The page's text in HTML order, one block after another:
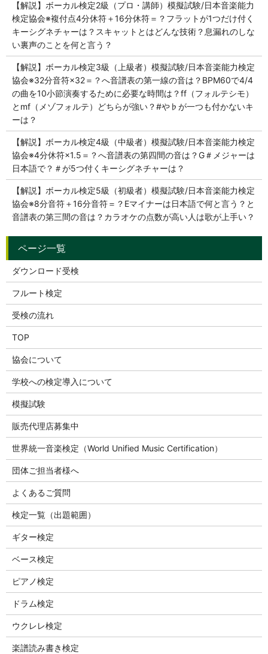
【解説】ボーカル検定2級（プロ・講師）模擬試験/日本音楽能力
検定協会※複付点4分休符＋16分休符＝？フラットが1つだけ付く
キーシグネチャーは？スキャットとはどんな技術？息漏れのしな
い裏声のことを何と言う？
【解説】ボーカル検定3級（上級者）模擬試験/日本音楽能力検定
協会※32分音符×32＝？へ音譜表の第一線の音は？BPM60で4/4
の曲を10小節演奏するために必要な時間は？ff（フォルテシモ）
とmf（メゾフォルテ）どちらが強い？#や♭が一つも付かないキ
ーは？
【解説】ボーカル検定4級（中級者）模擬試験/日本音楽能力検定
協会※4分休符×1.5＝？へ音譜表の第四間の音は？G＃メジャーは
日本語で？＃が5つ付くキーシグネチャーは？
【解説】ボーカル検定5級（初級者）模擬試験/日本音楽能力検定
協会※8分音符＋16分音符＝？Eマイナーは日本語で何と言う？と
音譜表の第三間の音は？カラオケの点数が高い人は歌が上手い？
ダウンロード受検
フルート検定
受検の流れ
TOP
協会について
学校への検定導入について
模擬試験
販売代理店募集中
世界統一音楽検定（World Unified Music Certification）
団体ご担当者様へ
よくあるご質問
検定一覧（出題範囲）
ギター検定
ベース検定
ピアノ検定
ドラム検定
ウクレレ検定
楽譜読み書き検定